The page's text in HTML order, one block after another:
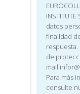
datos
finalidad
de
mail
Para más
consulte